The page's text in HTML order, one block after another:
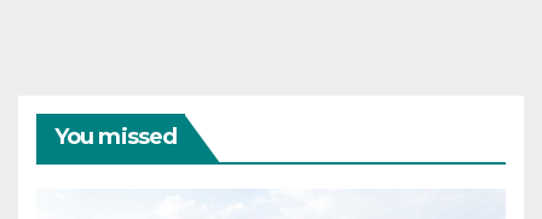
You missed